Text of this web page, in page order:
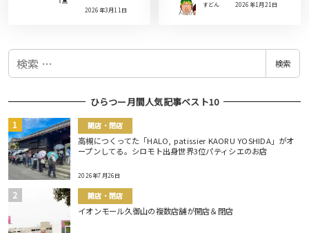
2026年3月11日
すどん 2026年1月21日
検
検索
ひらつー月間人気記事ベスト10
開店・閉店
高槻につくってた「HALO, patissier KAORU YOSHIDA」がオ
ープンしてる。シロモト出身世界3位パティシエのお店
2026年7月26日
開店・閉店
イオンモール久御山の複数店舗が開店＆閉店